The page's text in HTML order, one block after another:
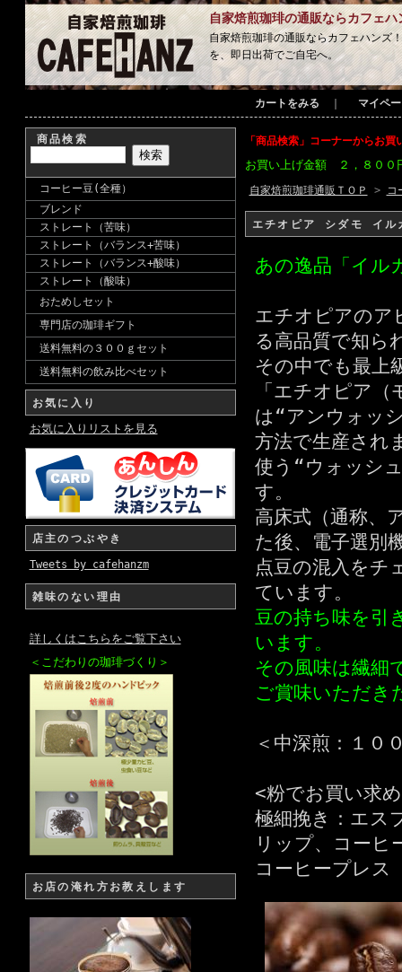
自家焙煎珈琲の通販ならカフェハ
自家焙煎珈琲の通販ならカフェハンズ
を、即日出荷でご自宅へ。
カートをみる マイペ
商品検索
コーヒー豆(全種）
ブレンド
ストレート（苦味）
ストレート（バランス+苦味）
ストレート（バランス+酸味）
ストレート（酸味）
おためしセット
専門店の珈琲ギフト
送料無料の３００ｇセット
送料無料の飲み比べセット
お気に入り
お気に入りリストを見る
店主のつぶやき
Tweets by cafehanzm
雑味のない理由
詳しくはこちらをご覧下さい
＜こだわりの珈琲づくり＞
お店の淹れ方お教えします
「商品検索」コーナーからお買
お買い上げ金額 ２，８００
自家焙煎珈琲通販ＴＯＰ > コ
エチオピア シダモ イ
あの逸品「イル
エチオピアのア
る高品質で知ら
その中でも最上
「エチオピア
は“アンウォッ
方法で生産され
使う“ウォッシ
す。
高床式（通称、
た後、電子選別
点豆の混入をチ
ています。
豆の持ち味を引
います。
その風味は繊細
ご賞味いただき
＜中深煎：１０
<粉でお買い求
極細挽き：エス
リップ、コーヒ
コーヒープレス